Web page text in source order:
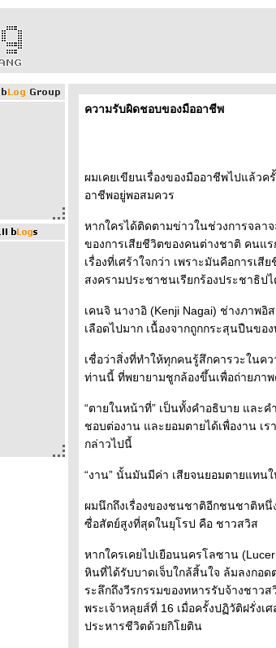
ความรับผิดชอบของมืออาชีพ
ผมเคยเขียนเรื่องของมืออาชีพไปแล้ว
อาชีพอยู่พอสมควร
หากใครได้ติดตามข่าวในช่วงการจลา
ของการเสียชีวิตของคนต่างชาติ คนแ
เรื่องที่เศร้าใจกว่า เพราะมันคือการเ
สงครามประชาชนเรียกร้องประชาธิป
เคนจิ นางาอิ (Kenji Nagai) ช่างภาพ
เลือดไปมาก เนื้องจากถูกกระสุนปืนขอ
เชื่อว่าสิ่งที่ทำให้ทุกคนรู้สึกคารวะใน
ท่านนี้ ที่พยายามชูกล้องขึ้นเพื่อถ่ายภา
“ตายในหน้าที่” เป็นทั้งคำอธิบาย แล
ชอบต่องาน และยอมตายได้เพื่องาน เร
กล่าวไปนี้
“งาน” นั้นมันมีค่า เสียจนยอมตายแทน
ผมนึกถึงเรื่องของชนชาติอีกชนชาติห
ซื่อสัตย์สูงที่สุดในยุโรป คือ ชาวสวิส
หากใครเคยไปเยือนนครโลซาน
หินที่ได้รับบาดเจ็บใกล้สิ้นใจ ล้มลงกอ
ระลึกถึงวีรกรรมของทหารรับจ้างชาว
พระเจ้าหลุยส์ที่ 16 เมื่อครั้งปฏิวัติฝรั่ง
ประหารชีวิตด้วยกิโยติน